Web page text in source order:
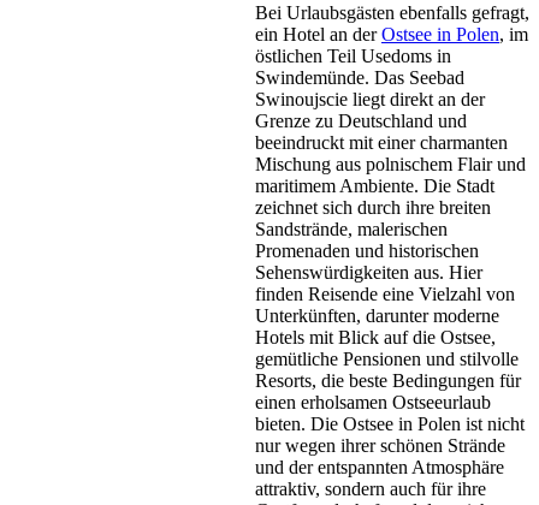
Bei Urlaubsgästen ebenfalls gefragt,
ein Hotel an derOstsee in Polen, im
östlichen Teil Usedoms in
Swindemünde. Das Seebad
Swinoujscie liegt direkt an der
Grenze zu Deutschland und
beeindruckt mit einer charmanten
Mischung aus polnischem Flair und
maritimem Ambiente. Die Stadt
zeichnet sich durch ihre breiten
Sandstrände, malerischen
Promenaden und historischen
Sehenswürdigkeiten aus. Hier
finden Reisende eine Vielzahl von
Unterkünften, darunter moderne
Hotels mit Blick auf die Ostsee,
gemütliche Pensionen und stilvolle
Resorts, die beste Bedingungen für
einen erholsamen Ostseeurlaub
bieten. Die Ostsee in Polen ist nicht
nur wegen ihrer schönen Strände
und der entspannten Atmosphäre
attraktiv, sondern auch für ihre